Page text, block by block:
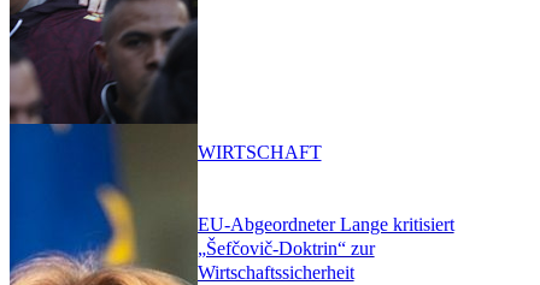
EU-Abgeordneter Lange kritisiert
„Šefčovič-Doktrin“ zur
Wirtschaftssicherheit
WIRTSCHAFT